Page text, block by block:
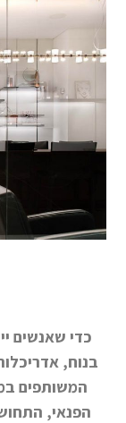
כדי שאנשים
בנוח,
המשותפים
הפנאי,